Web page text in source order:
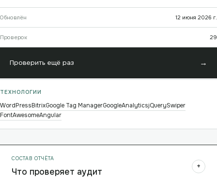
Обновлён 12 июня 2026 г.
Проверок 29
Проверить ещё раз →
ТЕХНОЛОГИИ
WordPressBitrixGoogle Tag ManagerGoogleAnalyticsjQuerySwiper
FontAwesomeAngular
СОСТАВ ОТЧЁТА
Что проверяет аудит +